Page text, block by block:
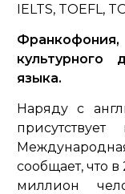
IELTS, TOEFL,
культурного
языка.
Наряду с
сообщает, что в
миллион